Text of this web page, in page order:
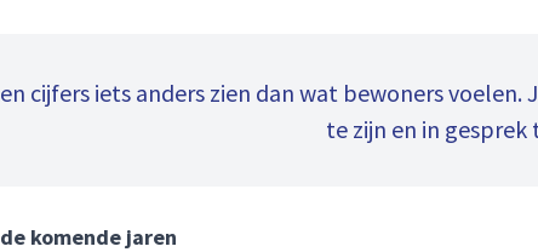
cijfers iets anders zien dan wat bewoners
te zijn en in gesprek
komende jaren